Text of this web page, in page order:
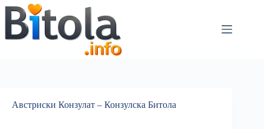
Австриски Конзулат – Конзулска Битола